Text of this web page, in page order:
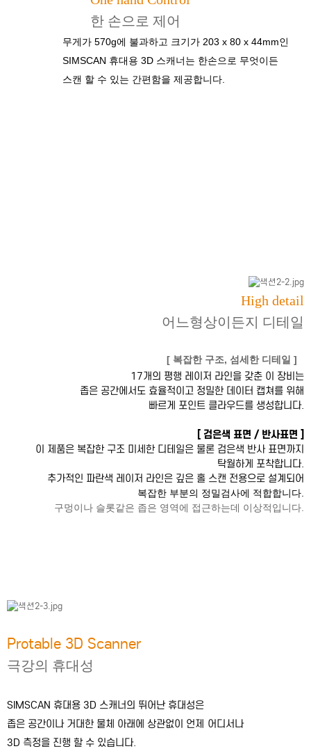
한 손으로 제어
무게가 570g에 불과하고 크기가 203 x 80 x 44mm인
SIMSCAN 휴대용 3D 스캐너는 한손으로 무엇이든
스캔 할 수 있는 간편함을 제공합니다.
High detail
어느형상이든지 디테일
[ 복잡한 구조, 섬세한 디테일 ]
17개의 평행 레이저 라인을 갖춘 이 장비는
좁은 공간에서도 효율적이고 정밀한 데이터 캡쳐를 위해
빠르게 포인트 클라우드를 생성합니다.
[ 검은색 표면 / 반사표면 ]
이 제품은 복잡한 구조 미세한 디테일은 물론 검은색 반사 표면까지
탁월하게 포착합니다.
추가적인 파란색 레이저 라인은 깊은 홀 스캔 전용으로 설계되어
복잡한 부분의 정밀검사에 적합합니다.
구멍이나 슬롯같은 좁은 영역에 접근하는데 이상적입니다.
Protable 3D Scanner
극강의 휴대성
SIMSCAN 휴대용 3D 스캐너의 뛰어난 휴대성은
좁은 공간이나 거대한 물체 아래에 상관없이 언제 어디서나
3D 측정을 진행 할 수 있습니다.